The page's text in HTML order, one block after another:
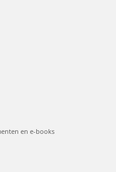
en e-books